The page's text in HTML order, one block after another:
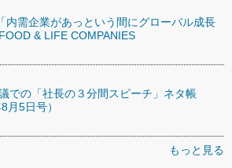
内需企業があっという間にグローバル成長
& LIFE COMPANIES
での「社長の３分間スピーチ」ネタ帳
月5日号）
もっと見る